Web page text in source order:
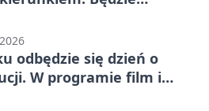
odbędzie się dzień o
W programie film i